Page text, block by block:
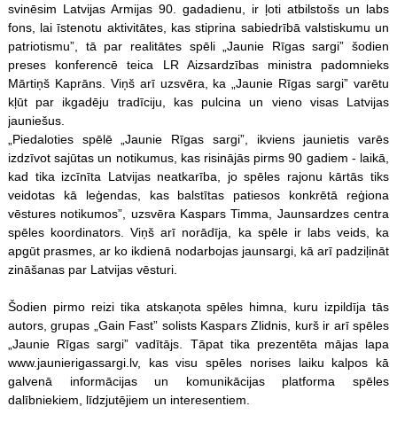
svinēsim Latvijas Armijas 90. gadadienu, ir ļoti atbilstošs un labs
fons, lai īstenotu aktivitātes, kas stiprina sabiedrībā valstiskumu un
patriotismu”, tā par realitātes spēli „Jaunie Rīgas sargi” šodien
preses konferencē teica LR Aizsardzības ministra padomnieks
Mārtiņš Kaprāns. Viņš arī uzsvēra, ka „Jaunie Rīgas sargi” varētu
kļūt par ikgadēju tradīciju, kas pulcina un vieno visas Latvijas
jauniešus.
„Piedaloties spēlē „Jaunie Rīgas sargi”, ikviens jaunietis varēs
izdzīvot sajūtas un notikumus, kas risinājās pirms 90 gadiem - laikā,
kad tika izcīnīta Latvijas neatkarība, jospēles rajonu kārtās tiks
veidotas kā leģendas, kas balstītas patiesos konkrētā reģiona
vēstures notikumos”, uzsvēra Kaspars Timma, Jaunsardzes centra
spēleskoordinators. Viņš arī norādīja, ka spēle ir labs veids, ka
apgūt prasmes, ar ko ikdienā nodarbojas jaunsargi, kā arī padziļināt
zināšanas par Latvijas vēsturi.
Šodien pirmo reizi tika atskaņotaspēles himna, kuru izpildīja tās
autors, grupas „Gain Fast” solists Kaspars Zlidnis, kurš ir arīspēles
„Jaunie Rīgas sargi” vadītājs. Tāpat tika prezentēta mājas lapa
www.jaunierigassargi.lv, kas visuspēles norises laiku kalpos kā
galvenā informācijas un komunikācijas platformaspēles
dalībniekiem, līdzjutējiem un interesentiem.